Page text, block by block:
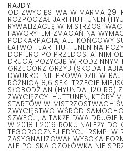
RAJDY:
OD ZWYCIĘSTWA W MARMA 29.
ROZPOCZĄŁ JARI HUTTUNEN
RYWALIZACJĘ W
FAWORYTEM ZMAGAŃ NA
PODKARPACIA, ALE KOŃCOWY
ŁATWO. JARI HUTTUNEN NA
DOPIERO PO PRZEDOSTATNIM
DRUGĄ POZYCJĘ W RODZINNYM
GRZEGORZ GRZYB (SKODA
DWUKROTNIE PROWADZIŁ W
RÓŻNICĄ 8,6 SEK. TRZECIE
SŁOBODZIAN (HYUNDAI I20 R5)
ZWYCIĘZCY. HUTTUNEN, KTÓRY
STARTÓW W MISTRZOSTWACH
ZWYCIĘSTWO WŚRÓD
SZWECJI, A TAKŻE DWA DRUGIE
W 2018 I 2019 ROKU NALEŻY DO
TEGOROCZNEJ EDYCJI RSMP. W
ZASYGNALIZOWAŁ WYSOKA
ALE POLSKA CZOŁÓWKA NIE